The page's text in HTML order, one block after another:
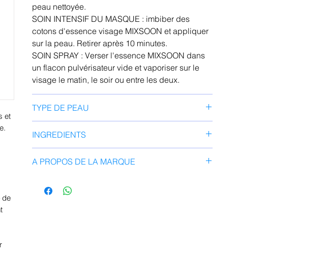
et
de
peau nettoyée.
SOIN INTENSIF DU MASQUE : imbiber des
cotons d'essence visage MIXSOON et appliquer
sur la peau. Retirer après 10 minutes.
SOIN SPRAY : Verser l'essence MIXSOON dans
un flacon pulvérisateur vide et vaporiser sur le
visage le matin, le soir ou entre les deux.
TYPE DE PEAU
Peau Sensible, Peau Sèche, Peau Grasse
INGREDIENTS
Asiatica
A PROPOS DE LA MARQUE
bientôt (純 Soon) - ingrédients purs